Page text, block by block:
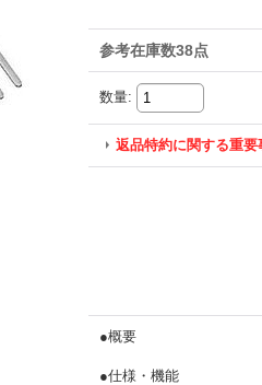
参考在庫数38点
数量:
返品特約に関する重要
●概要
●仕様・機能